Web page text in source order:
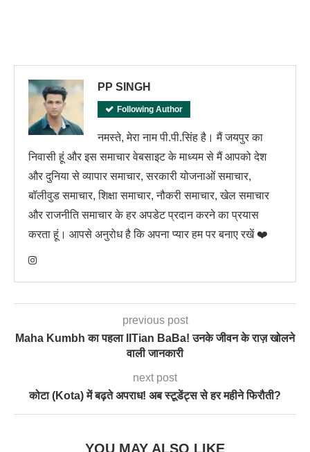
PP SINGH
Following Author
नमस्ते, मेरा नाम पी.पी.सिंह है। मैं जयपुर का
निवासी हूं और इस समाचार वेबसाइट के माध्यम से मैं आपको देश
और दुनिया से व्यापार समाचार, सरकारी योजनाओं समाचार,
बॉलीवुड समाचार, शिक्षा समाचार, नौकरी समाचार, खेल समाचार
और राजनीति समाचार के हर अपडेट प्रदान करने का प्रयास
करता हूं। आपसे अनुरोध है कि अपना प्यार हम पर बनाए रखें ❤️
previous post
Maha Kumbh का पहला IITian BaBa! उनके जीवन के राज़ खोलने
वाली जानकारी
next post
कोटा (Kota) में बढ़ते अपराध! अब स्टूडेंट्स से हर महीने फिरौती?
YOU MAY ALSO LIKE